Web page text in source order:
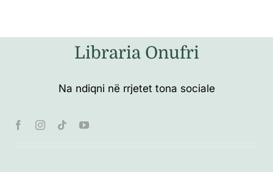
Libraria Onufri
Na ndiqni në rrjetet tona sociale